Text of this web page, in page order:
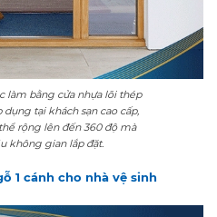
làm bằng cửa nhựa lõi thép
tại khách sạn cao cấp,
rộng lên đến 360 độ mà
không gian lắp đặt.
1 cánh cho nhà vệ sinh